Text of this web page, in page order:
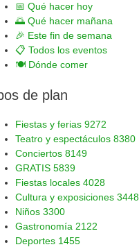
📅 Qué hacer hoy
🌅 Qué hacer mañana
🎉 Este fin de semana
📋 Todos los eventos
🍽️ Dónde comer
de plan
Fiestas y ferias 9272
Teatro y espectáculos 8380
Conciertos 8149
GRATIS 5839
Fiestas locales 4028
Cultura y exposiciones 3448
Niños 3300
Gastronomía 2122
Deportes 1455